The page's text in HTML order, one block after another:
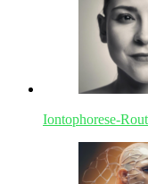
Iontophorese-